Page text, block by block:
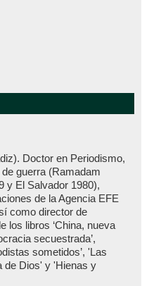
Doctor en Periodismo,
guerra (Ramadam
y El Salvador 1980),
de la Agencia EFE
como director de
los libros ‘China, nueva
secuestrada’,
sometidos’, 'Las
de Dios' y 'Hienas y